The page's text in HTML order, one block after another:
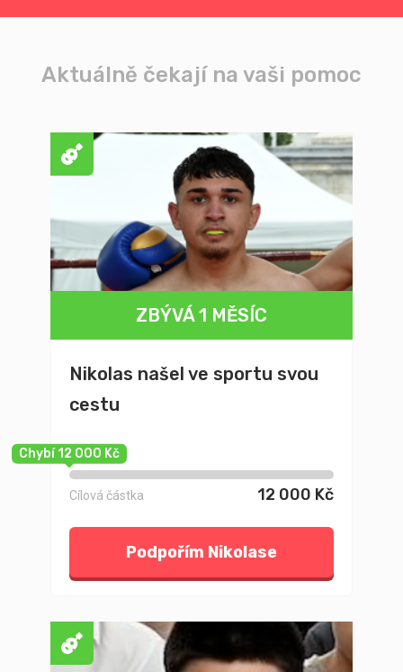
Aktuálně čekají na vaši pomoc
ZBÝVÁ 1 MĚSÍC
Nikolas našel ve sportu svou
cestu
Chybí 12 000 Kč
Cílová částka 12 000 Kč
Podpořím Nikolase